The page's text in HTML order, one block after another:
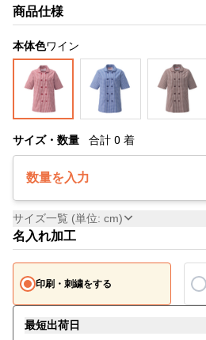
商品仕様
本体色ワイン
サイズ・数量 合計 0 着
数量を入力
サイズ一覧 (単位: cm)
名入れ加工
印刷・刺繍をする
最短出荷日